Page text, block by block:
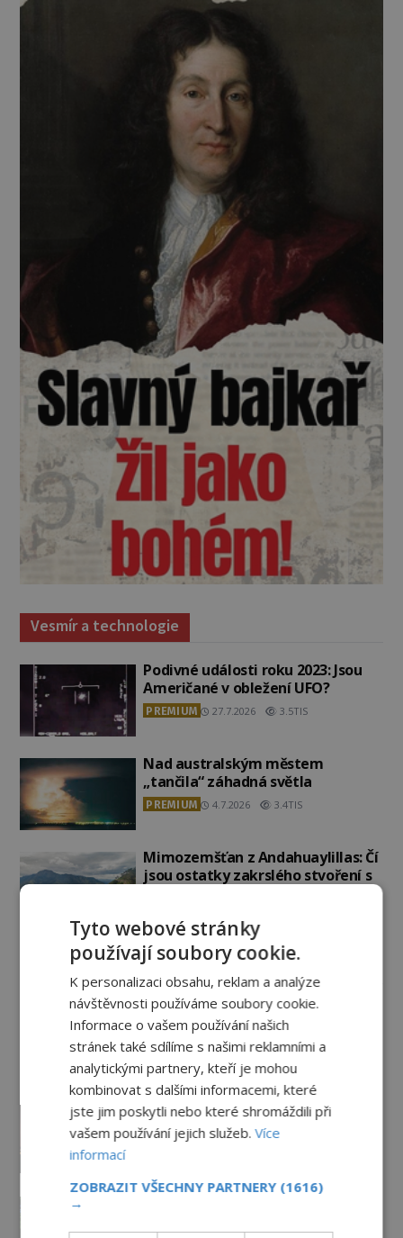
Vesmír a technologie
Podivné události roku 2023: Jsou
Američané v obležení UFO?
PREMIUM 27.7.2026 3.5TIS
Nad australským městem
„tančila“ záhadná světla
PREMIUM 4.7.2026 3.4TIS
Mimozemšťan z Andahuaylillas: Čí
jsou ostatky zakrslého stvoření s
Záhady historie
Rosslynská kaple: Chrám, který
dodnes střeží svá největší
tajemství
30.7.2026 3.5TIS
Zmizelo pohádkové bohatství
templářského řádu do
nenávratna?
Tyto webové stránky
používají soubory cookie.
K personalizaci obsahu, reklam a analýze
návštěvnosti používáme soubory cookie.
Informace o vašem používání našich
stránek také sdílíme s našimi reklamními a
analytickými partnery, kteří je mohou
kombinovat s dalšími informacemi, které
jste jim poskytli nebo které shromáždili při
vašem používání jejich služeb.Více
informací
ZOBRAZIT VŠECHNY PARTNERY (1616)
→